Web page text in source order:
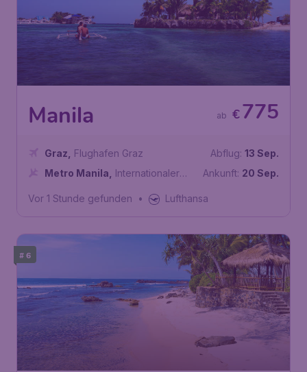
Manila €775
ab
Graz
Flughafen Graz
Metro Manila
Internationaler
Abflug: 13 Sep.
Ankunft: 20 Sep.
Vor 1 Stunde gefunden • Lufthansa
# 6